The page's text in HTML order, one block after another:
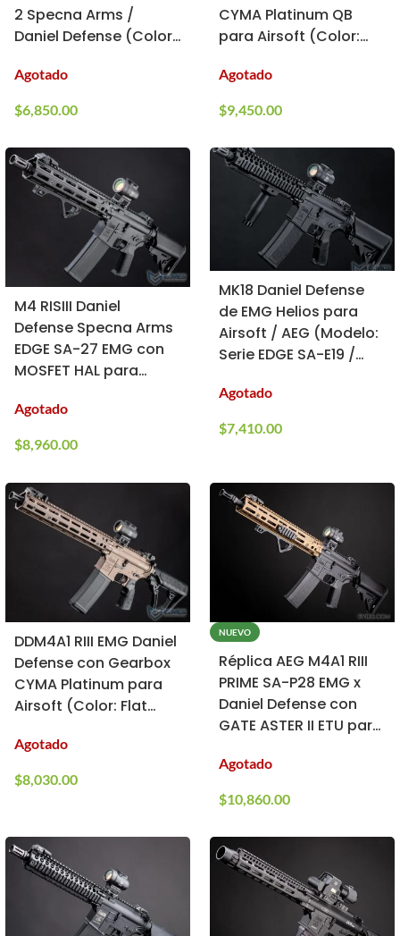
2 Specna Arms /
Daniel Defense (Color:
Agotado
$6,850.00
CYMA Platinum QB
para Airsoft (Color:
Agotado
$9,450.00
M4 RISIII Daniel
Defense Specna Arms
EDGE SA-27 EMG con
MOSFET HAL para
Gray)
Agotado
$8,960.00
MK18 Daniel Defense
de EMG Helios para
Airsoft / AEG (Modelo:
Serie EDGE SA-E19 /
Agotado
$7,410.00
DDM4A1 RIII EMG Daniel
Defense con Gearbox
CYMA Platinum para
Airsoft (Color: Flat
Agotado
$8,030.00
NUEVO
Réplica AEG M4A1 RIII
PRIME SA-P28 EMG x
Daniel Defense con
GATE ASTER II ETU para
Bronze)
Agotado
$10,860.00